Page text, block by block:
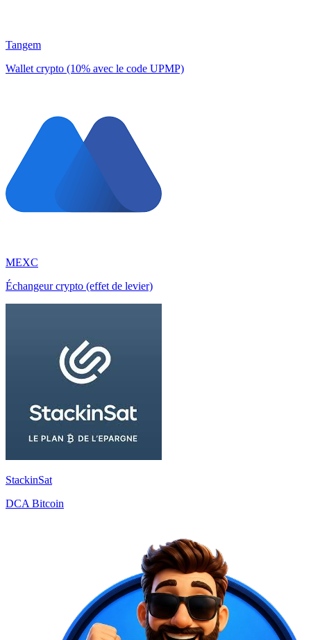
Tangem
Wallet crypto (10% avec le code UPMP)
MEXC
Échangeur crypto (effet de levier)
StackinSat
DCA Bitcoin